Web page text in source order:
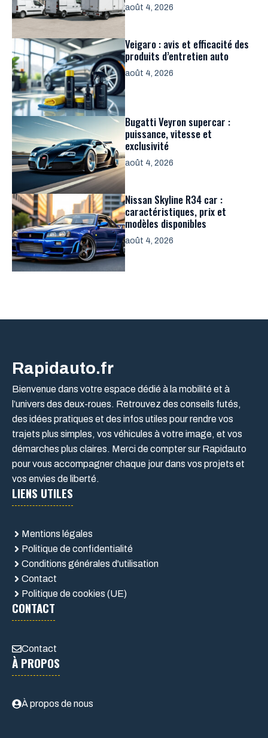
août 4, 2026
Veigaro : avis et efficacité des
produits d’entretien auto
août 4, 2026
Bugatti Veyron supercar :
puissance, vitesse et
exclusivité
août 4, 2026
Nissan Skyline R34 car :
caractéristiques, prix et
modèles disponibles
août 4, 2026
Rapidauto.fr
Bienvenue dans votre espace dédié à la mobilité et à
l’univers des deux-roues. Retrouvez des conseils futés,
des idées pratiques et des infos utiles pour rendre vos
trajets plus simples, vos véhicules à votre image, et vos
démarches plus claires. Merci de compter sur Rapidauto
pour vous accompagner chaque jour dans vos projets et
vos envies de liberté.
LIENS UTILES
Mentions légales
Politique de confidentialité
Conditions générales d'utilisation
Contact
Politique de cookies (UE)
CONTACT
Contact
À PROPOS
À propos de nous